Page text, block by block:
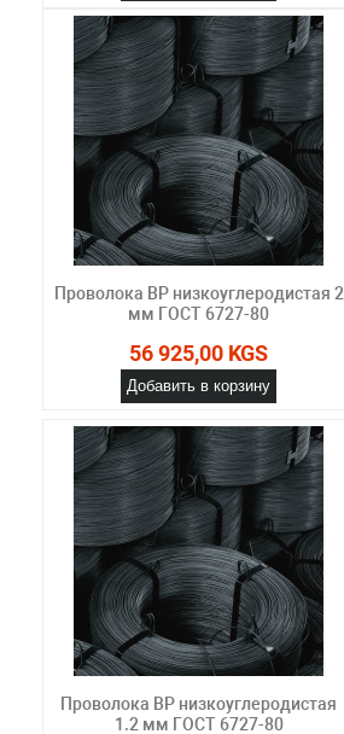
Проволока ВР низкоуглеродистая 2
мм ГОСТ 6727-80
56 925,00 KGS
Добавить в корзину
Проволока ВР низкоуглеродистая
1.2 мм ГОСТ 6727-80